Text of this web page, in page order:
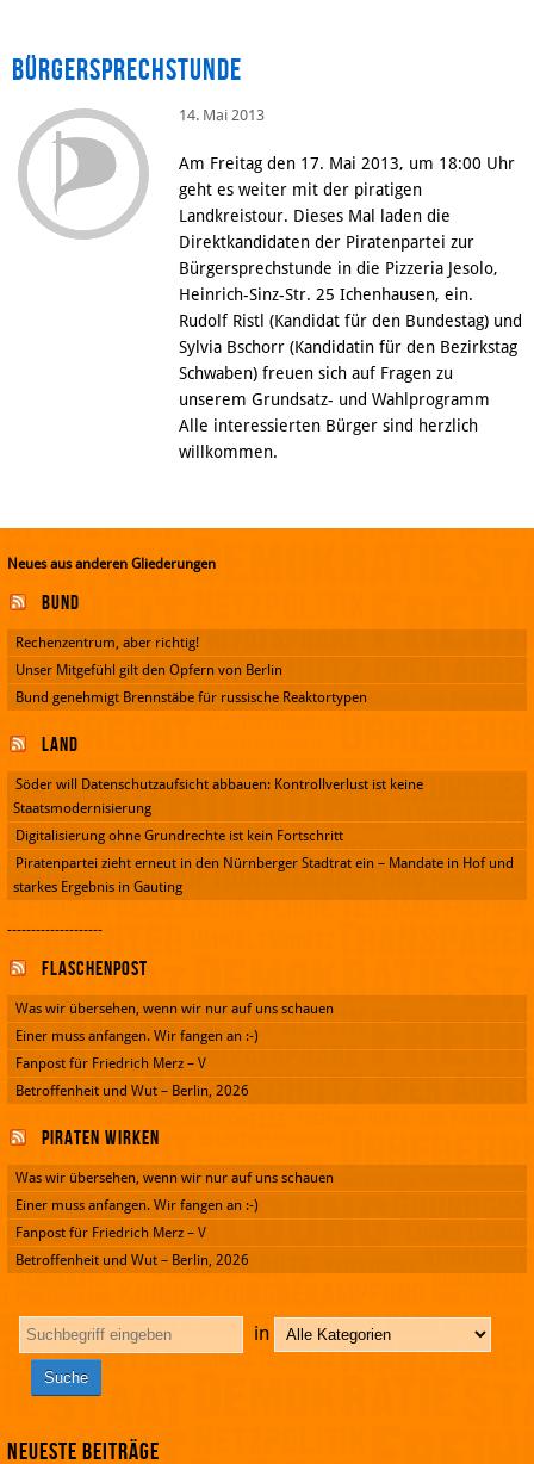
Bürgersprechstunde
14. Mai 2013
Am Freitag den 17. Mai 2013, um 18:00 Uhr
geht es weiter mit der piratigen
Landkreistour. Dieses Mal laden die
Direktkandidaten der Piratenpartei zur
Bürgersprechstunde in die Pizzeria Jesolo,
Heinrich-Sinz-Str. 25 Ichenhausen, ein.
Rudolf Ristl (Kandidat für den Bundestag) und
Sylvia Bschorr (Kandidatin für den Bezirkstag
Schwaben) freuen sich auf Fragen zu
unserem Grundsatz- und Wahlprogramm
Alle interessierten Bürger sind herzlich
willkommen.
Neues aus anderen Gliederungen
Bund
Rechenzentrum, aber richtig!
Unser Mitgefühl gilt den Opfern von Berlin
Bund genehmigt Brennstäbe für russische Reaktortypen
Land
Söder will Datenschutzaufsicht abbauen: Kontrollverlust ist keine
Staatsmodernisierung
Digitalisierung ohne Grundrechte ist kein Fortschritt
Piratenpartei zieht erneut in den Nürnberger Stadtrat ein – Mandate in Hof und
starkes Ergebnis in Gauting
--------------------
Flaschenpost
Was wir übersehen, wenn wir nur auf uns schauen
Einer muss anfangen. Wir fangen an :-)
Fanpost für Friedrich Merz – V
Betroffenheit und Wut – Berlin, 2026
Piraten wirken
Was wir übersehen, wenn wir nur auf uns schauen
Einer muss anfangen. Wir fangen an :-)
Fanpost für Friedrich Merz – V
Betroffenheit und Wut – Berlin, 2026
in
Neueste Beiträge